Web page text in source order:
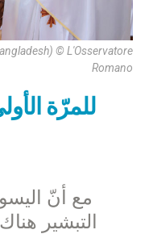
© L'Osservatore
Romano
للمرّة
مع أنّ
التبشير